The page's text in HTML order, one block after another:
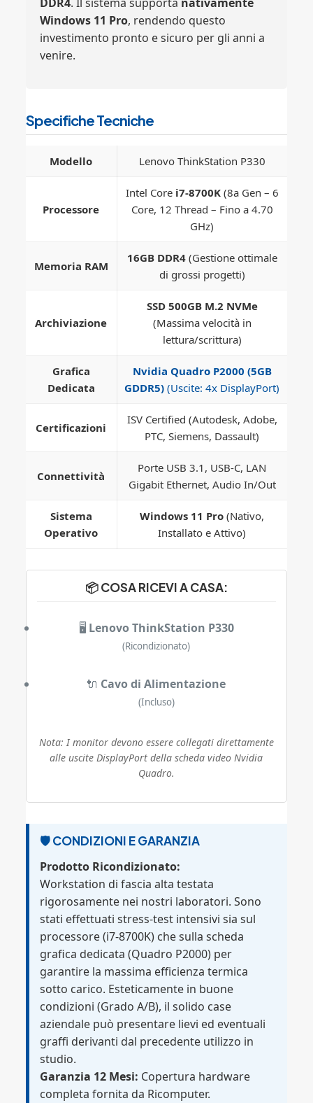
DDR4. Il sistema supporta nativamente
Windows 11 Pro, rendendo questo
investimento pronto e sicuro per gli anni a
venire.
Specifiche Tecniche
Modello Lenovo ThinkStation P330
Processore
Intel Core i7-8700K(8a Gen – 6
Core, 12 Thread – Fino a 4.70
GHz)
Memoria RAM
16GB DDR4(Gestione ottimale
di grossi progetti)
Archiviazione
SSD 500GB M.2 NVMe
(Massima velocità in
lettura/scrittura)
Grafica
Dedicata
Nvidia Quadro P2000 (5GB
GDDR5) (Uscite: 4x DisplayPort)
Certificazioni
ISV Certified (Autodesk, Adobe,
PTC, Siemens, Dassault)
Connettività
Porte USB 3.1, USB-C, LAN
Gigabit Ethernet, Audio In/Out
Sistema
Operativo
Windows 11 Pro (Nativo,
Installato e Attivo)
📦 COSA RICEVI A CASA:
🖥️ Lenovo ThinkStation P330
(Ricondizionato)
🔌 Cavo di Alimentazione
(Incluso)
Nota: I monitor devono essere collegati direttamente
alle uscite DisplayPort della scheda video Nvidia
Quadro.
🛡️ CONDIZIONI E GARANZIA
Prodotto Ricondizionato:
Workstation di fascia alta testata
rigorosamente nei nostri laboratori. Sono
stati effettuati stress-test intensivi sia sul
processore (i7-8700K) che sulla scheda
grafica dedicata (Quadro P2000) per
garantire la massima efficienza termica
sotto carico. Esteticamente in buone
condizioni (Grado A/B), il solido case
aziendale può presentare lievi ed eventuali
graffi derivanti dal precedente utilizzo in
studio.
Garanzia 12 Mesi: Copertura hardware
completa fornita da Ricomputer.